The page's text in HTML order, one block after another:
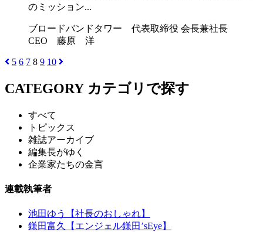
のミッション...
ブロードバンドタワー 代表取締役 会長兼社長
CEO 藤原 洋
5 6 7 8 9 10
CATEGORY カテゴリで探す
すべて
トピックス
雑誌アーカイブ
編集長がゆく
企業家たちの金言
連載執筆者
池田ゆう【社長のおしゃれ】
鎌田富久【エンジェル鎌田’sEye】